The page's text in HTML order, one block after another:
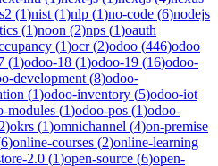
(1)nist (1)nlp (1)no-code (6)nodejs
(1)noon (2)nps (1)oauth
(1)ocr(2)odoo (446)odoo
(1)odoo-18 (1)odoo-19 (16)odoo-
development (8)odoo-
(1)odoo-inventory (5)odoo-iot
modules (1)odoo-pos (1)odoo-
2)okrs (1)omnichannel (4)on-premise
6)online-courses (2)online-learning
2.0 (1)open-source (6)open-